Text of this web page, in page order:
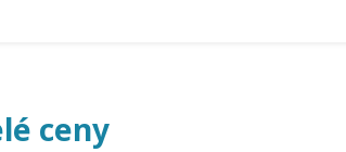
ceny